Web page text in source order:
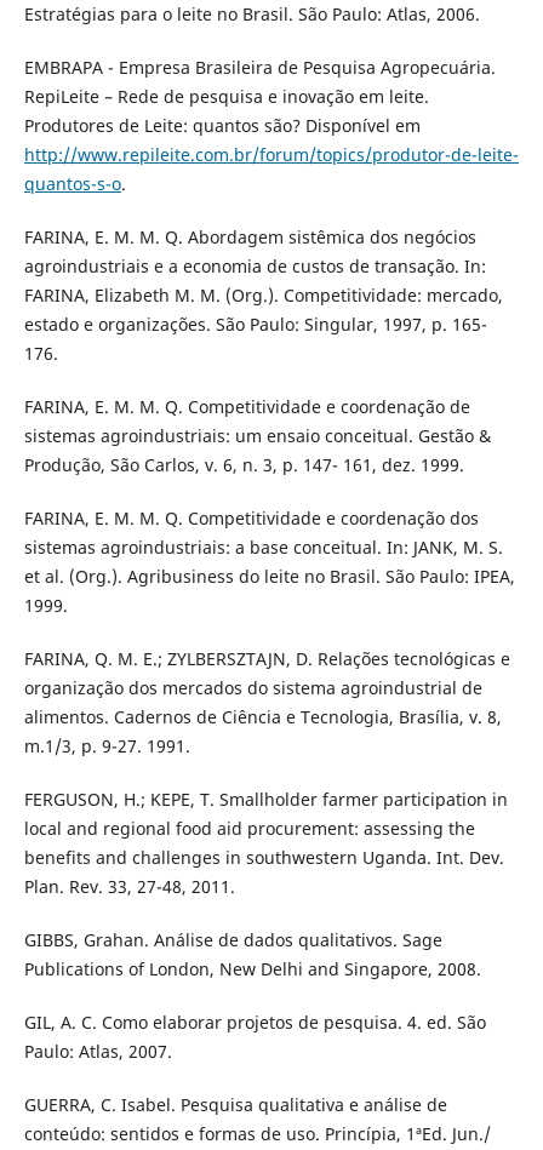
Estratégias para o leite no Brasil. São Paulo: Atlas, 2006.
EMBRAPA - Empresa Brasileira de Pesquisa Agropecuária.
RepiLeite – Rede de pesquisa e inovação em leite.
Produtores de Leite: quantos são? Disponível em
http://www.repileite.com.br/forum/topics/produtor-de-leite-
quantos-s-o.
FARINA, E. M. M. Q. Abordagem sistêmica dos negócios
agroindustriais e a economia de custos de transação. In:
FARINA, Elizabeth M. M. (Org.). Competitividade: mercado,
estado e organizações. São Paulo: Singular, 1997, p. 165-
176.
FARINA, E. M. M. Q. Competitividade e coordenação de
sistemas agroindustriais: um ensaio conceitual. Gestão &
Produção, São Carlos, v. 6, n. 3, p. 147- 161, dez. 1999.
FARINA, E. M. M. Q. Competitividade e coordenação dos
sistemas agroindustriais: a base conceitual. In: JANK, M. S.
et al. (Org.). Agribusiness do leite no Brasil. São Paulo: IPEA,
1999.
FARINA, Q. M. E.; ZYLBERSZTAJN, D. Relações tecnológicas e
organização dos mercados do sistema agroindustrial de
alimentos. Cadernos de Ciência e Tecnologia, Brasília, v. 8,
m.1/3, p. 9-27. 1991.
FERGUSON, H.; KEPE, T. Smallholder farmer participation in
local and regional food aid procurement: assessing the
benefits and challenges in southwestern Uganda. Int. Dev.
Plan. Rev. 33, 27-48, 2011.
GIBBS, Grahan. Análise de dados qualitativos. Sage
Publications of London, New Delhi and Singapore, 2008.
GIL, A. C. Como elaborar projetos de pesquisa. 4. ed. São
Paulo: Atlas, 2007.
GUERRA, C. Isabel. Pesquisa qualitativa e análise de
conteúdo: sentidos e formas de uso. Princípia, 1ªEd. Jun./